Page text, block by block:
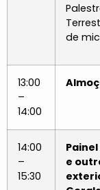
de
13:00
–
14:00
14:00
–
15:30
e